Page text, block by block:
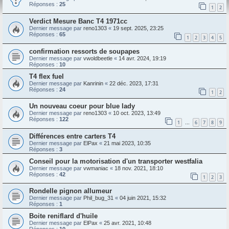
Réponses : 25 1 2
Verdict Mesure Banc T4 1971cc
Dernier message par reno1303 « 19 sept. 2025, 23:25
Réponses : 65 1 2 3 4 5
confirmation ressorts de soupapes
Dernier message par vwoldbeetle « 14 avr. 2024, 19:19
Réponses : 10
T4 flex fuel
Dernier message par Kanrinin « 22 déc. 2023, 17:31
Réponses : 24 1 2
Un nouveau coeur pour blue lady
Dernier message par reno1303 « 10 oct. 2023, 13:49
Réponses : 122 1 … 6 7 8 9
Différences entre carters T4
Dernier message par ElPax « 21 mai 2023, 10:35
Réponses : 3
Conseil pour la motorisation d'un transporter westfalia
Dernier message par vwmaniac « 18 nov. 2021, 18:10
Réponses : 42 1 2 3
Rondelle pignon allumeur
Dernier message par Phil_bug_31 « 04 juin 2021, 15:32
Réponses : 1
Boite reniflard d'huile
Dernier message par ElPax « 25 avr. 2021, 10:48